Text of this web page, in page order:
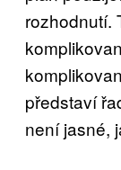
rozhodnutí.
představí
není jasné,